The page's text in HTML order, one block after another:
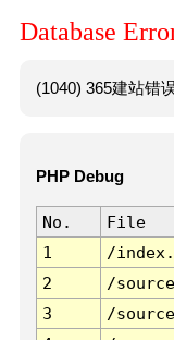
Database
(1040) 365建站错
PHP Debug
No. File
1
/
2
/
3
/